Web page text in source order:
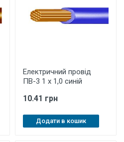
Електричний провід
ПВ-3 1 х 1,0 синій
10.41 грн
Додати в кошик